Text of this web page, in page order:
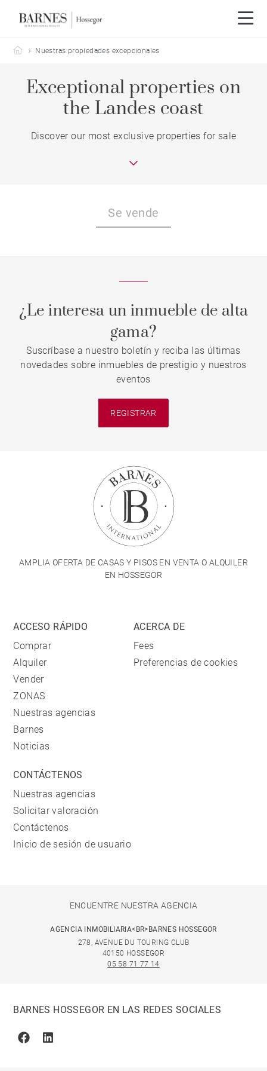
Barnes Hossegor
Nuestras propiedades excepcionales
Exceptional properties on
the Landes coast
Discover our most exclusive properties for sale
Se vende
¿Le interesa un inmueble de alta
gama?
Suscríbase a nuestro boletín y reciba las últimas
novedades sobre inmuebles de prestigio y nuestros
eventos
REGISTRAR
AMPLIA OFERTA DE CASAS Y PISOS EN VENTA O ALQUILER
EN HOSSEGOR
ACCESO RÁPIDO
Comprar
Alquiler
Vender
ZONAS
Nuestras agencias
Barnes
Noticias
ACERCA DE
Fees
Preferencias de cookies
CONTÁCTENOS
Nuestras agencias
Solicitar valoración
Contáctenos
Inicio de sesión de usuario
ENCUENTRE NUESTRA AGENCIA
AGENCIA INMOBILIARIA<BR>BARNES HOSSEGOR
278, AVENUE DU TOURING CLUB
40150 HOSSEGOR
05 58 71 77 14
BARNES HOSSEGOR EN LAS REDES SOCIALES
FacebookLinkedin